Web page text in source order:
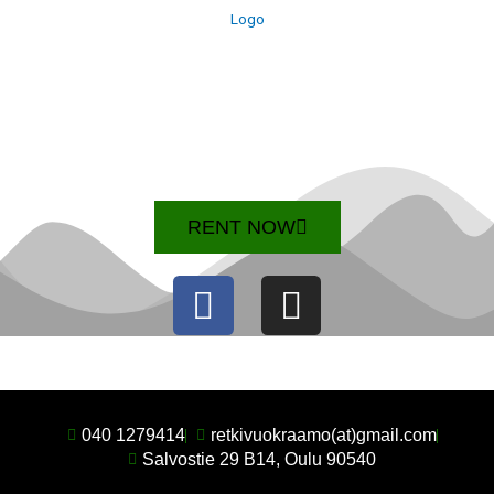
RENT NOW
F
a
e
b
o
I
n
t
a
g
040 1279414
retkivuokraamo(at)gmail.com
Salvostie 29 B14, Oulu 90540